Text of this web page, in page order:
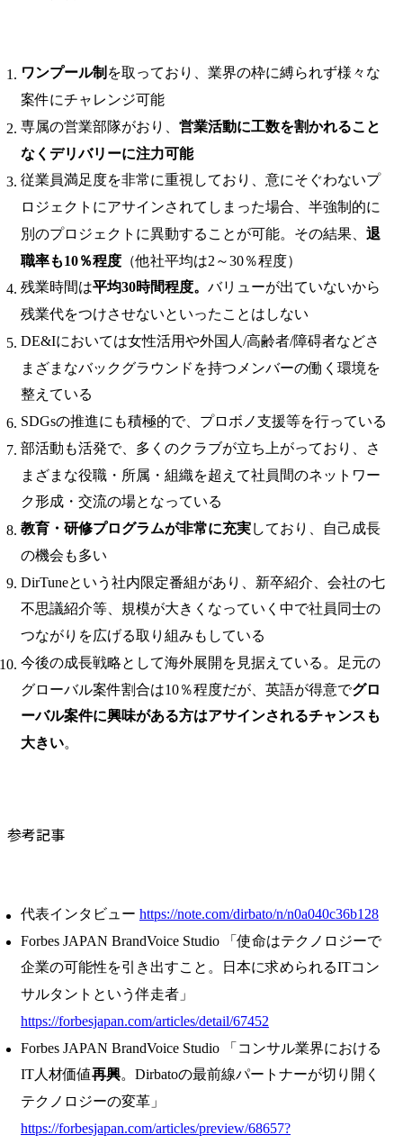
ワンプール制 を取っており、業界の枠に縛られず様々な
案件にチャレンジ可能
専属の営業部隊がおり、 営業活動に工数を割かれること
なくデリバリーに注力可能
従業員満足度を非常に重視しており、意にそぐわないプ
ロジェクトにアサインされてしまった場合、半強制的に
別のプロジェクトに異動することが可能。その結果、 退
職率も10％程度 （他社平均は2～30％程度）
残業時間は平均30時間程度。 バリューが出ていないから
残業代をつけさせないといったことはしない
DE&Iにおいては女性活用や外国人/高齢者/障碍者などさ
まざまなバックグラウンドを持つメンバーの働く環境を
整えている
SDGsの推進にも積極的で、プロボノ支援等を行っている
部活動も活発で、多くのクラブが立ち上がっており、さ
まざまな役職・所属・組織を超えて社員間のネットワー
ク形成・交流の場となっている
教育・研修プログラムが非常に充実しており、自己成長
の機会も多い
DirTuneという社内限定番組があり、新卒紹介、会社の七
不思議紹介等、規模が大きくなっていく中で社員同士の
つながりを広げる取り組みもしている
今後の成長戦略として海外展開を見据えている。足元の
グローバル案件割合は10％程度だが、英語が得意でグロ
ーバル案件に興味がある方はアサインされるチャンスも
大きい。
参考記事
代表インタビュー https://note.com/dirbato/n/n0a040c36b128
Forbes JAPAN BrandVoice Studio 「使命はテクノロジーで
企業の可能性を引き出すこと。日本に求められるITコン
サルタントという伴走者」
https://forbesjapan.com/articles/detail/67452
Forbes JAPAN BrandVoice Studio 「コンサル業界における
IT人材価値再興。Dirbatoの最前線パートナーが切り開く
テクノロジーの変革」
https://forbesjapan.com/articles/preview/68657?